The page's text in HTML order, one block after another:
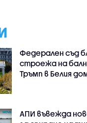
Федерален съд
строежа на
Тръмп в Белия
АПИ въвежда